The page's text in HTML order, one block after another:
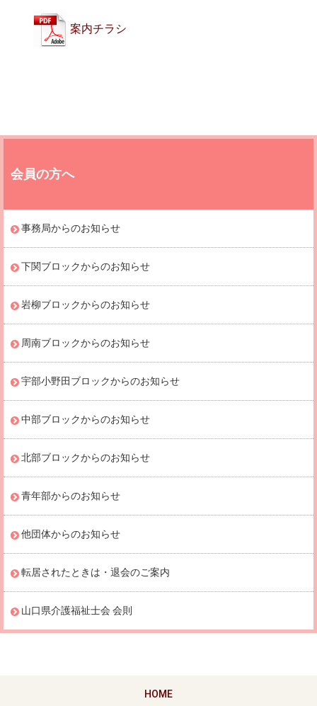
案内チラシ
会員の方へ
事務局からのお知らせ
下関ブロックからのお知らせ
岩柳ブロックからのお知らせ
周南ブロックからのお知らせ
宇部小野田ブロックからのお知らせ
中部ブロックからのお知らせ
北部ブロックからのお知らせ
青年部からのお知らせ
他団体からのお知らせ
転居されたときは・退会のご案内
山口県介護福祉士会 会則
HOME